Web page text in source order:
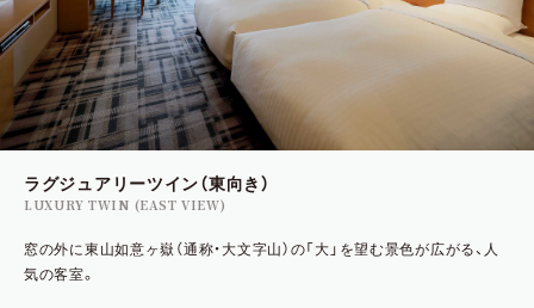
ラグジュアリーツイン（東向き）
LUXURY TWIN (EAST VIEW)
窓の外に東山如意ヶ嶽（通称・大文字山）の「大」を望む景色が広がる、人
気の客室。